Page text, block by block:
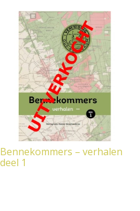
Bennekommers – verhalen
deel 1